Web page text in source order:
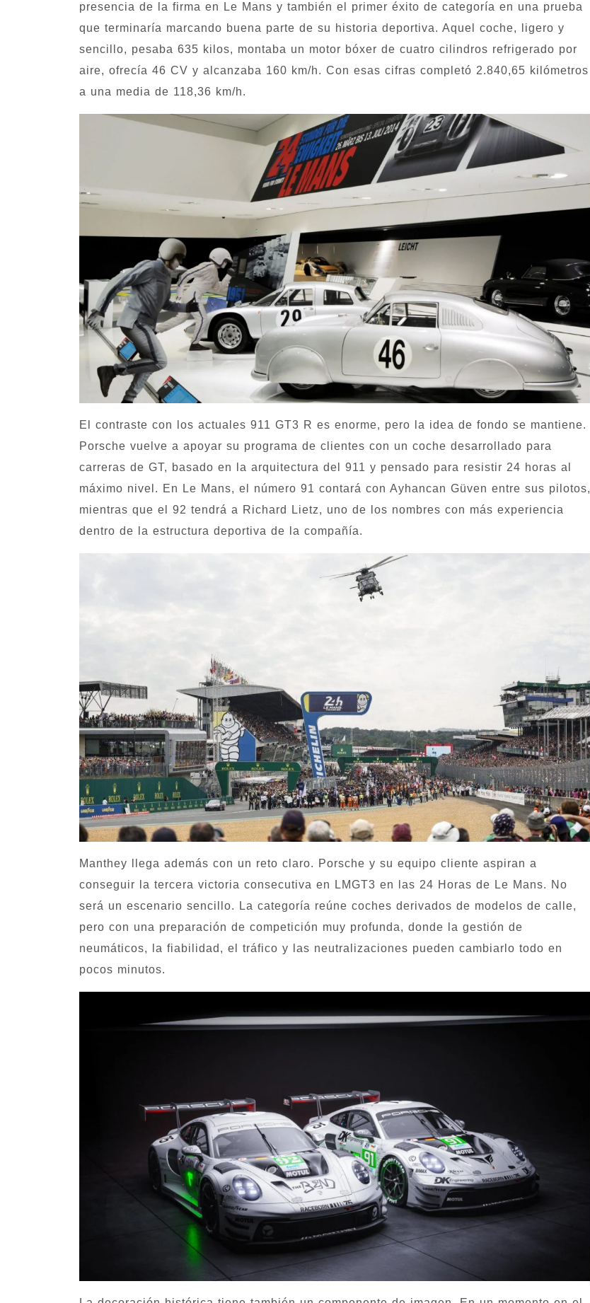
presencia de la firma en Le Mans y también el primer éxito de categoría en una prueba
que terminaría marcando buena parte de su historia deportiva. Aquel coche, ligero y
sencillo, pesaba 635 kilos, montaba un motor bóxer de cuatro cilindros refrigerado por
aire, ofrecía 46 CV y alcanzaba 160 km/h. Con esas cifras completó 2.840,65 kilómetros
a una media de 118,36 km/h.
El contraste con los actuales 911 GT3 R es enorme, pero la idea de fondo se mantiene.
Porsche vuelve a apoyar su programa de clientes con un coche desarrollado para
carreras de GT, basado en la arquitectura del 911 y pensado para resistir 24 horas al
máximo nivel. En Le Mans, el número 91 contará con Ayhancan Güven entre sus pilotos,
mientras que el 92 tendrá a Richard Lietz, uno de los nombres con más experiencia
dentro de la estructura deportiva de la compañía.
Manthey llega además con un reto claro. Porsche y su equipo cliente aspiran a
conseguir la tercera victoria consecutiva en LMGT3 en las 24 Horas de Le Mans. No
será un escenario sencillo. La categoría reúne coches derivados de modelos de calle,
pero con una preparación de competición muy profunda, donde la gestión de
neumáticos, la fiabilidad, el tráfico y las neutralizaciones pueden cambiarlo todo en
pocos minutos.